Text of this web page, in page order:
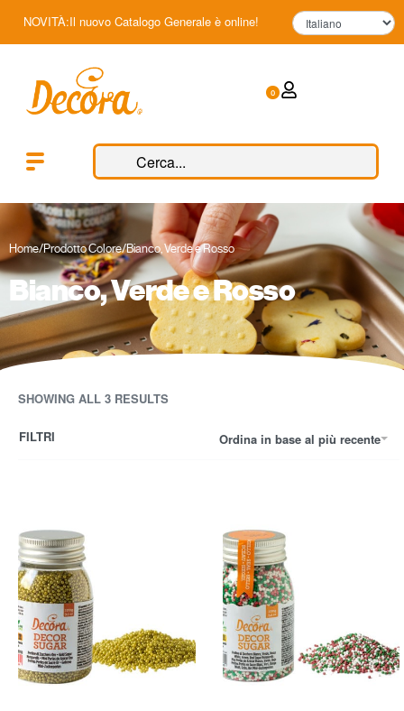
NOVITÀ:Il nuovo Catalogo Generale è online!
0
Home/Prodotto Colore/Bianco, Verde e Rosso
Bianco, Verde e Rosso
SHOWING ALL 3 RESULTS
Ordina in base al più recente
FILTRI